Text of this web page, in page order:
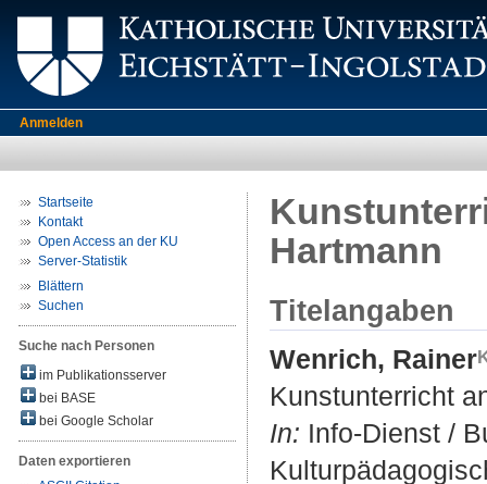
Anmelden
Startseite
Kontakt
Open Access an der KU
Server-Statistik
Blättern
Suchen
Suche nach Personen
im Publikationsserver
bei BASE
bei Google Scholar
Daten exportieren
Hartmann
Titelangaben
Wenrich, Rainer
Kunstunterricht
In: Info-Dienst /